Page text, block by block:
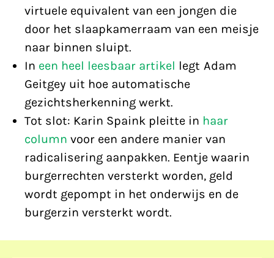
virtuele equivalent van een jongen die
door het slaapkamerraam van een meisje
naar binnen sluipt.
In een heel leesbaar artikel legt Adam
Geitgey uit hoe automatische
gezichtsherkenning werkt.
Tot slot: Karin Spaink pleitte in haar
column voor een andere manier van
radicalisering aanpakken. Eentje waarin
burgerrechten versterkt worden, geld
wordt gepompt in het onderwijs en de
burgerzin versterkt wordt.